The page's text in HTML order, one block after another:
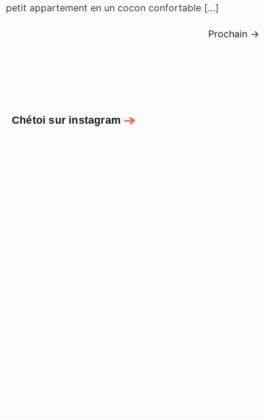
petit appartement en un cocon confortable […]
Prochain →
Chétoi sur instagram